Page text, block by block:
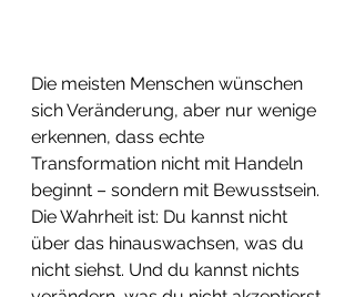
Die meisten Menschen wünschen
sich Veränderung, aber nur wenige
erkennen, dass echte
Transformation nicht mit Handeln
beginnt – sondern mit Bewusstsein.
Die Wahrheit ist: Du kannst nicht
über das hinauswachsen, was du
nicht siehst. Und du kannst nichts